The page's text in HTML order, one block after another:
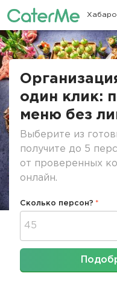
Строка
один клик:
меню без
Выберите из
получите до 5
от проверенных
онлайн.
Сколько персон?